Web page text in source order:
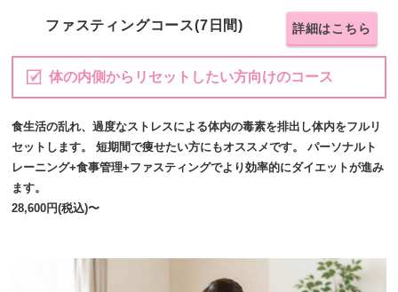
ファスティングコース(7日間) 詳細はこちら
体の内側からリセットしたい方向けのコース
食生活の乱れ、過度なストレスによる体内の毒素を排出し体内をフルリ
セットします。 短期間で痩せたい方にもオススメです。 パーソナルト
レーニング+食事管理+ファスティングでより効率的にダイエットが進み
ます。
28,600円(税込)〜